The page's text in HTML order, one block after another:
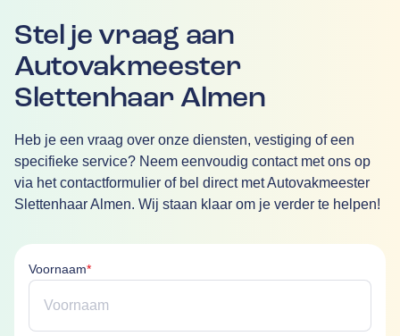
Stel je vraag aan
Autovakmeester
Slettenhaar Almen
Heb je een vraag over onze diensten, vestiging of een
specifieke service? Neem eenvoudig contact met ons op
via het contactformulier of bel direct met Autovakmeester
Slettenhaar Almen. Wij staan klaar om je verder te helpen!
Voornaam*Voornaam is verplicht